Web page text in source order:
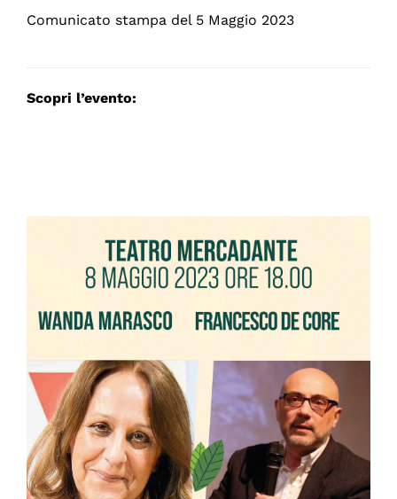
Comunicato stampa del 5 Maggio 2023
Scopri l’evento: